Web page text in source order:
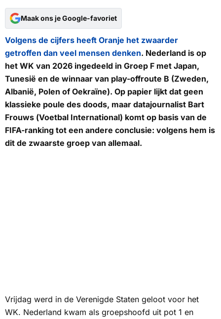
Maak ons je Google-favoriet
Volgens de cijfers heeft Oranje het zwaarder
getroffen dan veel mensen denken. Nederland is op
het WK van 2026 ingedeeld in Groep F met Japan,
Tunesië en de winnaar van play-offroute B (Zweden,
Albanië, Polen of Oekraïne). Op papier lijkt dat geen
klassieke poule des doods, maar datajournalist Bart
Frouws (Voetbal International) komt op basis van de
FIFA-ranking tot een andere conclusie: volgens hem is
dit de zwaarste groep van allemaal.
Vrijdag werd in de Verenigde Staten geloot voor het
WK. Nederland kwam als groepshoofd uit pot 1 en